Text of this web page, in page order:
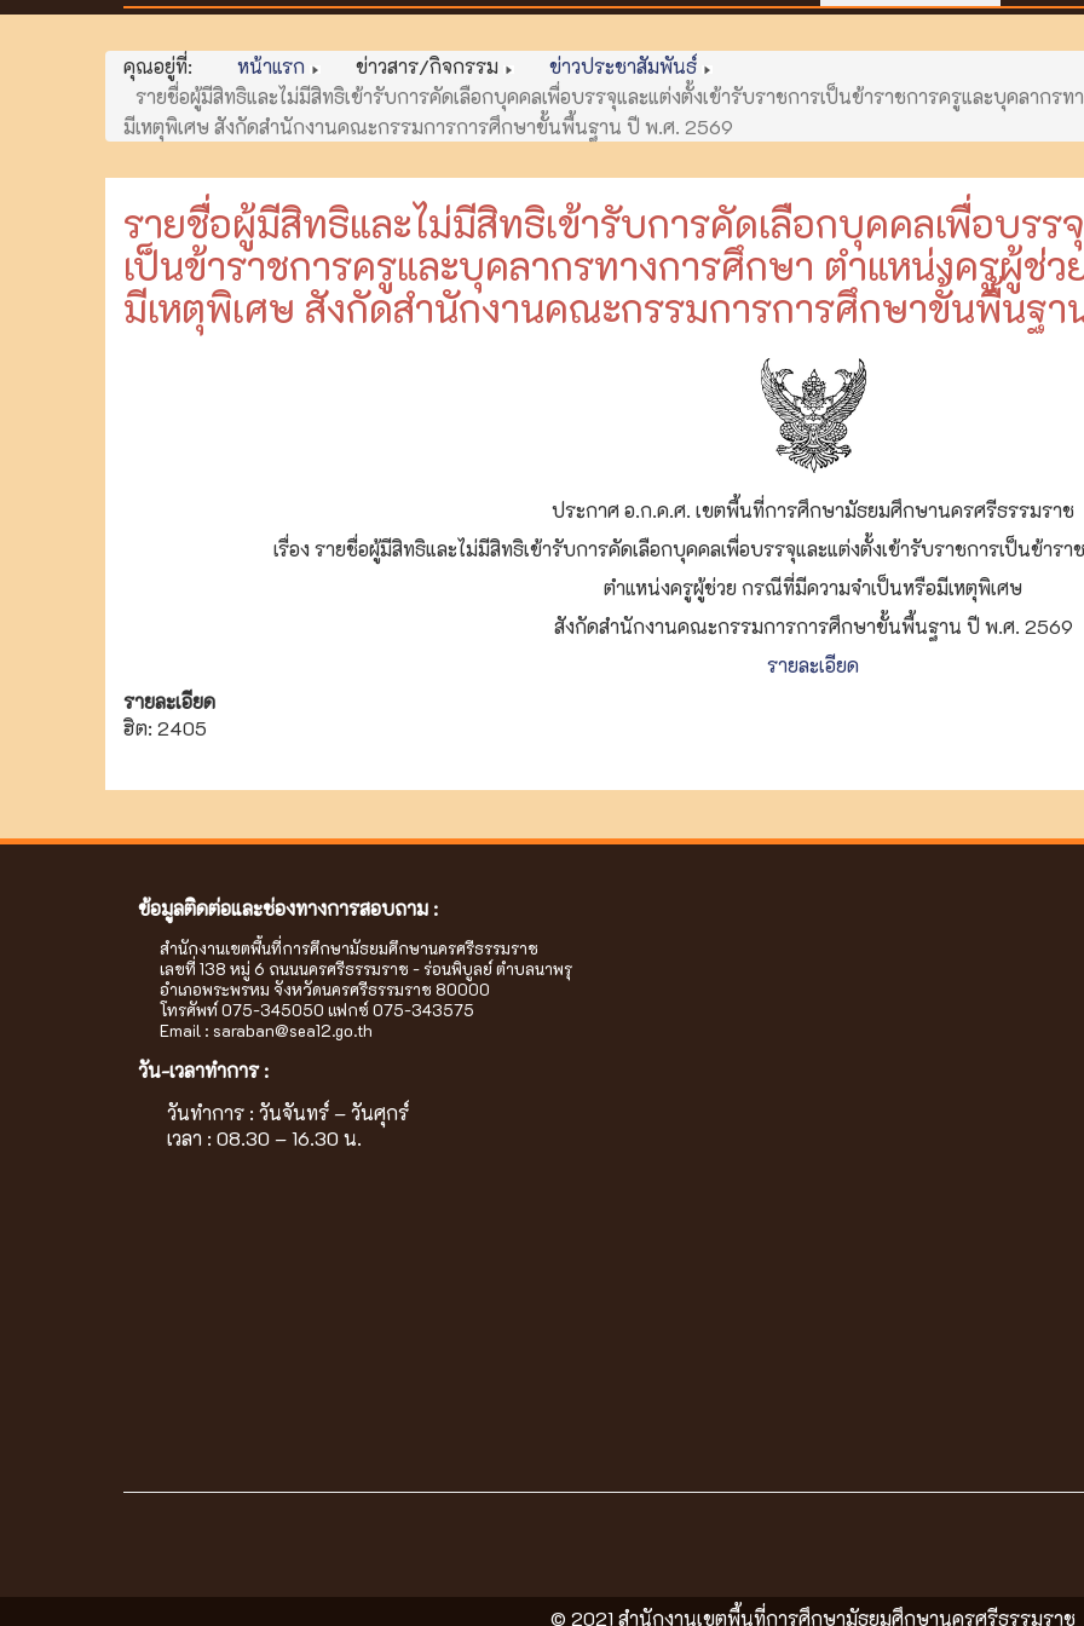
คุณอยู่ที่: หน้าแรก ข่าวสาร/กิจกรรม
ข่าวประชาสัมพันธ์
รายชื่อผู้มีสิทธิและไม่มีสิทธิเข้ารับการคัดเลือกบุคคลเพื่อบรรจุและแต่งตั้งเข้ารับราชการเป็นข้าราชการครูและบุคลาก
มีเหตุพิเศษ สังกัดสำนักงานคณะกรรมการการศึกษาขั้นพื้นฐาน ปี พ.ศ. 2569
รายชื่อผู้มีสิทธิและไม่มีสิทธิเข้ารับการคัดเลือกบุคคลเพื่อบรร
เป็นข้าราชการครูและบุคลากรทางการศึกษา ตำแหน่งครูผู้ช่
มีเหตุพิเศษ สังกัดสำนักงานคณะกรรมการการศึกษาขั้นพื้นฐ
ประกาศ อ.ก.ค.ศ. เขตพื้นที่การศึกษามัธยมศึกษานครศรีธรรมราช
เรื่อง รายชื่อผู้มีสิทธิและไม่มีสิทธิเข้ารับการคัดเลือกบุคคลเพื่อบรรจุและแต่งตั้งเข้ารับราชการเป็นข้าร
ตำแหน่งครูผู้ช่วย กรณีที่มีความจำเป็นหรือมีเหตุพิเศษ
สังกัดสำนักงานคณะกรรมการการศึกษาขั้นพื้นฐาน ปี พ.ศ. 2569
รายละเอียด
รายละเอียด
ฮิต: 2405
ข้อมูลติดต่อและช่องทางการสอบถาม :
สำนักงานเขตพื้นที่การศึกษามัธยมศึกษานครศรีธรรมราช
เลขที่ 138 หมู่ 6 ถนนนครศรีธรรมราช - ร่อนพิบูลย์ ตำบลนาพรุ
อำเภอพระพรหม จังหวัดนครศรีธรรมราช 80000
โทรศัพท์ 075-345050 แฟกซ์ 075-343575
Email : saraban@sea12.go.th
วัน-เวลาทำการ :
วันทำการ : วันจันทร์ – วันศุกร์
เวลา : 08.30 – 16.30 น.
© 2021 สำนักงานเขตพื้นที่การศึกษามัธยมศึกษานครศรีธรรมราช